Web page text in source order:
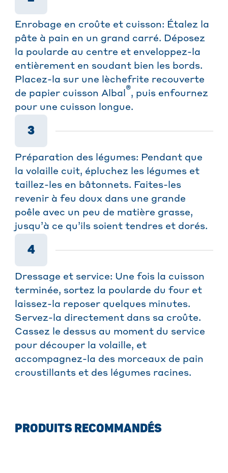
Enrobage en croûte et cuisson: Étalez la
pâte à pain en un grand carré. Déposez
la poularde au centre et enveloppez-la
entièrement en soudant bien les bords.
Placez-la sur une lèchefrite recouverte
de papier cuisson Albal ®, puis enfournez
pour une cuisson longue.
3
Préparation des légumes: Pendant que
la volaille cuit, épluchez les légumes et
taillez-les en bâtonnets. Faites-les
revenir à feu doux dans une grande
poêle avec un peu de matière grasse,
jusqu’à ce qu’ils soient tendres et dorés.
4
Dressage et service: Une fois la cuisson
terminée, sortez la poularde du four et
laissez-la reposer quelques minutes.
Servez-la directement dans sa croûte.
Cassez le dessus au moment du service
pour découper la volaille, et
accompagnez-la des morceaux de pain
croustillants et des légumes racines.
PRODUITS RECOMMANDÉS